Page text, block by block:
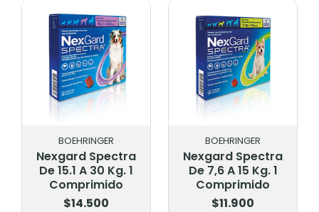
BOEHRINGER
Nexgard Spectra
De 15.1 A 30 Kg. 1
Comprimido
$14.500
BOEHRINGER
Nexgard Spectra
De 7,6 A 15 Kg. 1
Comprimido
$11.900